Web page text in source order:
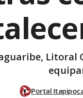
Portal